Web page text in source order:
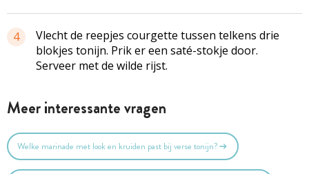
4
Vlecht de reepjes courgette tussen telkens drie
blokjes tonijn. Prik er een saté-stokje door.
Serveer met de wilde rijst.
Meer interessante vragen
Welke marinade met look en kruiden past bij verse tonijn?